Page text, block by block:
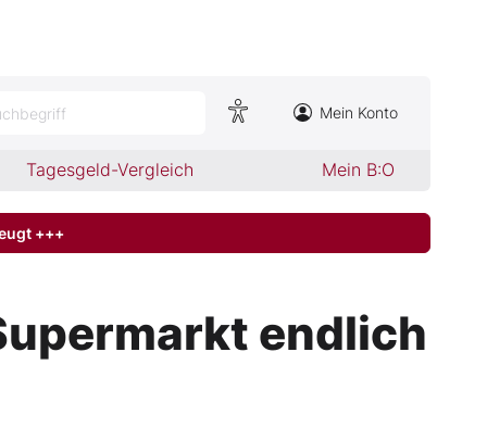
Mein Konto
Tagesgeld-Vergleich Mein B:O
+++
endlich